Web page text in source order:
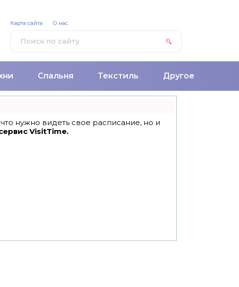
Спальня Текстиль Другое
Карта сайта О нас
нужно видеть свое расписание, но и
VisitTime.